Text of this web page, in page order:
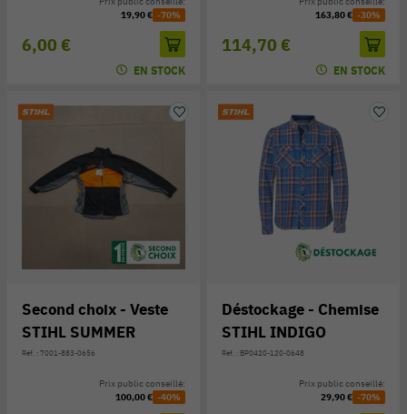
6,00 €
19,90 € -70%
EN STOCK
114,70 €
163,80 € -30%
EN STOCK
Second choix - Veste
STIHL SUMMER
Réf. : 7001-883-0656
Prix public conseillé:
100,00 € -40%
Déstockage - Chemise
STIHL INDIGO
Réf. : BP0420-120-0648
Prix public conseillé:
29,90 € -70%